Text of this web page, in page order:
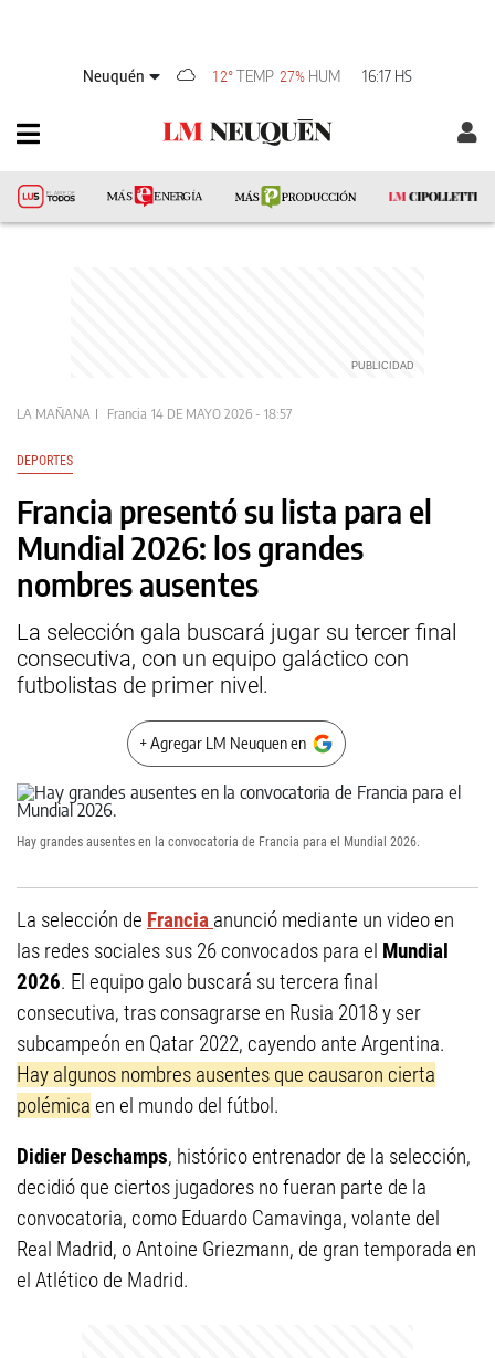
Neuquén 12° TEMP 27% HUM 16:17 HS
LA MAÑANA Francia 14 DE MAYO 2026 - 18:57
DEPORTES
Francia presentó su lista para el
Mundial 2026: los grandes
nombres ausentes
La selección gala buscará jugar su tercer final
consecutiva, con un equipo galáctico con
futbolistas de primer nivel.
+ Agregar LM Neuquen en
Hay grandes ausentes en la convocatoria de Francia para el Mundial 2026.
La selección de Francia anunció mediante un video en
las redes sociales sus 26 convocados para el Mundial
2026. El equipo galo buscará su tercera final
consecutiva, tras consagrarse en Rusia 2018 y ser
subcampeón en Qatar 2022, cayendo ante Argentina.
Hay algunos nombres ausentes que causaron cierta
polémica en el mundo del fútbol.
Didier Deschamps, histórico entrenador de la selección,
decidió que ciertos jugadores no fueran parte de la
convocatoria, como Eduardo Camavinga, volante del
Real Madrid, o Antoine Griezmann, de gran temporada en
el Atlético de Madrid.